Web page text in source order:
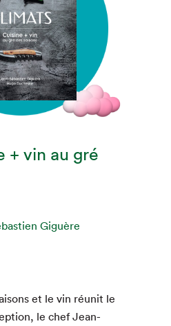
+ vin au gré
Giguère
et le vin réu­nit le
le chef Jean-